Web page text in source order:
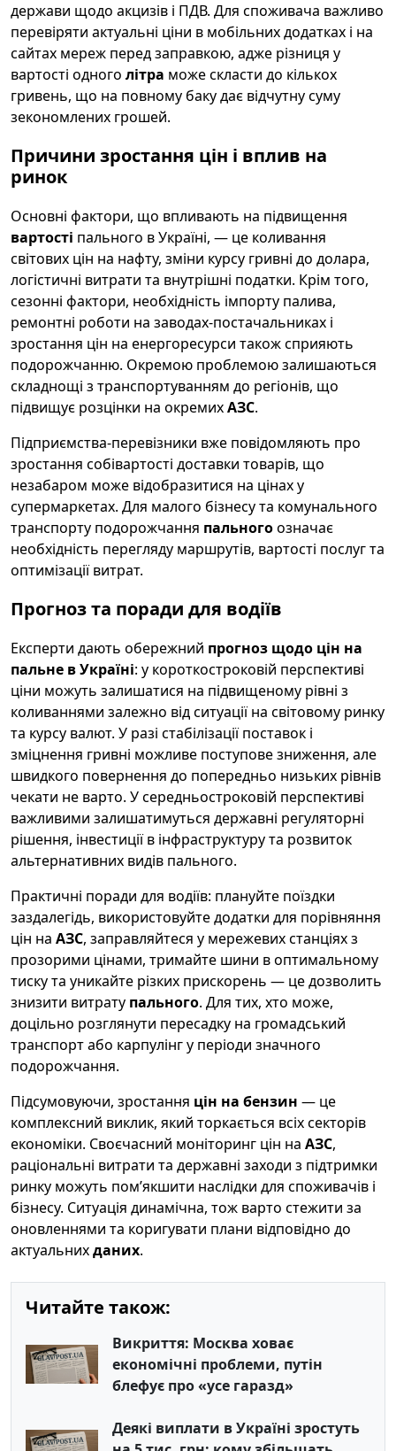
держави щодо акцизів і ПДВ. Для споживача важливо
перевіряти актуальні ціни в мобільних додатках і на
сайтах мереж перед заправкою, адже різниця у
вартості одного літра може скласти до кількох
гривень, що на повному баку дає відчутну суму
зекономлених грошей.
Причини зростання цін і вплив на
ринок
Основні фактори, що впливають на підвищення
вартості пального в Україні, — це коливання
світових цін на нафту, зміни курсу гривні до долара,
логістичні витрати та внутрішні податки. Крім того,
сезонні фактори, необхідність імпорту палива,
ремонтні роботи на заводах-постачальниках і
зростання цін на енергоресурси також сприяють
подорожчанню. Окремою проблемою залишаються
складнощі з транспортуванням до регіонів, що
підвищує розцінки на окремихАЗС.
Підприємства-перевізники вже повідомляють про
зростання собівартості доставки товарів, що
незабаром може відобразитися на цінах у
супермаркетах. Для малого бізнесу та комунального
транспорту подорожчання пальногоозначає
необхідність перегляду маршрутів, вартості послуг та
оптимізації витрат.
Прогноз та поради для водіїв
Експерти дають обережний прогноз щодо цін на
пальне в Україні: у короткостроковій перспективі
ціни можуть залишатися на підвищеному рівні з
коливаннями залежно від ситуації на світовому ринку
та курсу валют. У разі стабілізації поставок і
зміцнення гривні можливе поступове зниження, але
швидкого повернення до попередньо низьких рівнів
чекати не варто. У середньостроковій перспективі
важливими залишатимуться державні регуляторні
рішення, інвестиції в інфраструктуру та розвиток
альтернативних видів пального.
Практичні поради для водіїв: плануйте поїздки
заздалегідь, використовуйте додатки для порівняння
цін на АЗС, заправляйтеся у мережевих станціях з
прозорими цінами, тримайте шини в оптимальному
тиску та уникайте різких прискорень — це дозволить
знизити витрату пального. Для тих, хто може,
доцільно розглянути пересадку на громадський
транспорт або карпулінг у періоди значного
подорожчання.
Підсумовуючи, зростання цін на бензин — це
комплексний виклик, який торкається всіх секторів
економіки. Своєчасний моніторинг цін на АЗС,
раціональні витрати та державні заходи з підтримки
ринку можуть пом’якшити наслідки для споживачів і
бізнесу. Ситуація динамічна, тож варто стежити за
оновленнями та коригувати плани відповідно до
актуальнихданих.
Читайте також:
Викриття: Москва ховає
економічні проблеми, путін
блефує про «усе гаразд»
Деякі виплати в Україні зростуть